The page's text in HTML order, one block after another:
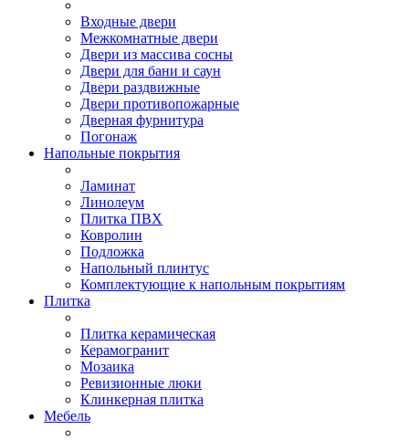
Входные двери
Межкомнатные двери
Двери из массива сосны
Двери для бани и саун
Двери раздвижные
Двери противопожарные
Дверная фурнитура
Погонаж
Напольные покрытия
Ламинат
Линолеум
Плитка ПВХ
Ковролин
Подложка
Напольный плинтус
Комплектующие к напольным покрытиям
Плитка
Плитка керамическая
Керамогранит
Мозаика
Ревизионные люки
Клинкерная плитка
Мебель